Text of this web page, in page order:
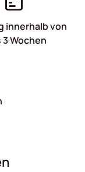
innerhalb von
3 Wochen